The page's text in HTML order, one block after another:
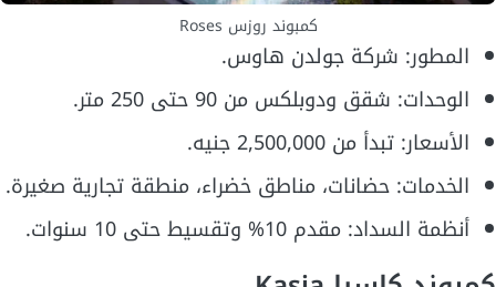
كمبوند روزس Roses
المطور: شركة جولدن هاوس.
الوحدات: شقق ودوبلكس من 90 حتى 250 متر.
الأسعار: تبدأ من 2,500,000 جنيه.
الخدمات: حضانات، مناطق خضراء، منطقة تجارية صغيرة.
أنظمة السداد: مقدم 10% وتقسيط حتى 10 سنوات.